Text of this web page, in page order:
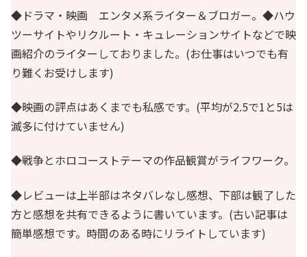
◆ドラマ・映画 エンタメ系ライター＆ブロガー。◆ハウ
ツーサイトやリクルート・キュレーションサイトなどで映
画紹介のライターしておりました。(お仕事はいつでも有
り難くお受けします)
◆映画の評点はあくまでも私感です。(平均が2.5で1と5は
滅多に付けていません)
◆戦争とホロコーストテーマの作品観賞がライフワーク。
◆レビューは上半部はネタバレなし感想、下部は観了した
方と感想を共有できるように書いています。(古い記事は
簡単感想です。時間のある時にリライトしています)